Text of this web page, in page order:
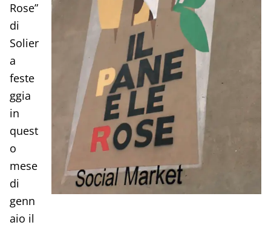
Rose”
di
Solier
a
feste
ggia
in
quest
o
mese
di
genn
aio il